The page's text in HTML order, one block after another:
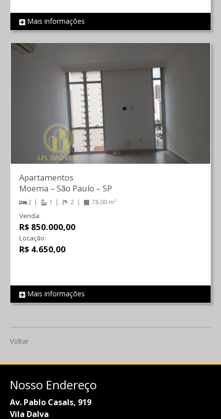
REF 414
Mais informações
REF 812
Apartamentos
Moema – São Paulo – SP
2 1 2 78.00 m²
Venda:
R$ 850.000,00
Locação:
R$ 4.650,00
Mais informações
Voltar
Nosso Endereço
Av. Pablo Casals, 919
Vila Dalva